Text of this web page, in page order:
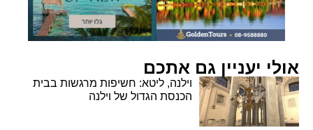
אולי יעניין גם אתכם
וילנה, ליטא: חשיפות מרגשות בבית
הכנסת הגדול של וילנה